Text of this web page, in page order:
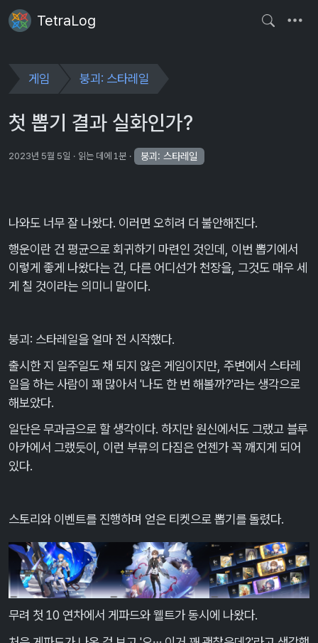
TetraLog
게임 붕괴: 스타레일
첫 뽑기 결과 실화인가?
2023년 5월 5일 읽는 데에 1분 붕괴: 스타레일
나와도 너무 잘 나왔다. 이러면 오히려 더 불안해진다.
행운이란 건 평균으로 회귀하기 마련인 것인데, 이번 뽑기에서
이렇게 좋게 나왔다는 건, 다른 어디선가 천장을, 그것도 매우 세
게 칠 것이라는 의미니 말이다.
붕괴: 스타레일을 얼마 전 시작했다.
출시한 지 일주일도 채 되지 않은 게임이지만, 주변에서 스타레
일을 하는 사람이 꽤 많아서 '나도 한 번 해볼까?'라는 생각으로
해보았다.
일단은 무과금으로 할 생각이다. 하지만 원신에서도 그랬고 블루
아카에서 그랬듯이, 이런 부류의 다짐은 언젠가 꼭 깨지게 되어
있다.
스토리와 이벤트를 진행하며 얻은 티켓으로 뽑기를 돌렸다.
무려 첫 10 연차에서 게파드와 웰트가 동시에 나왔다.